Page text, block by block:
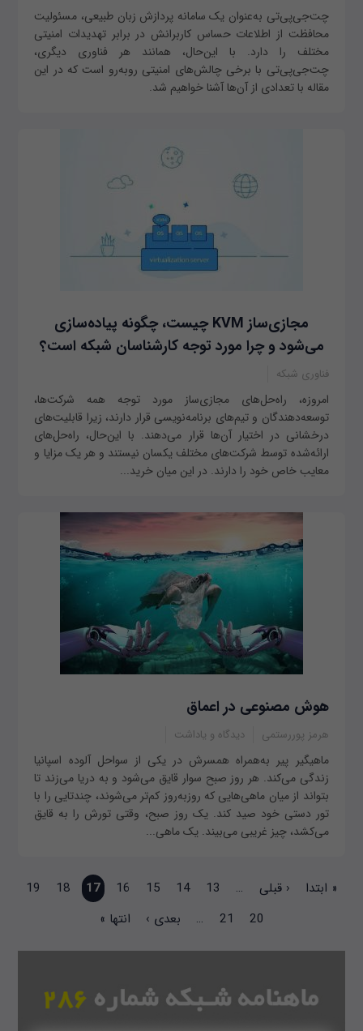
چت‌جی‌پی‌تی به‌عنوان یک سامانه پردازش زبان طبیعی، مسئولیت
محافظت از اطلاعات حساس کاربرانش در برابر تهدیدات امنیتی
مختلف را دارد. با این‌حال، همانند هر فناوری دیگری،
چت‌جی‌پی‌تی با برخی چالش‌های امنیتی روبه‌رو است که در این
مقاله با تعدادی از آن‌ها آشنا خواهیم شد.
مجازی‌ساز KVM چیست، چگونه پیاده‌سازی
می‌شود و چرا مورد توجه کارشناسان شبکه است؟
فناوری شبکه
امروزه، راه‌حل‌های مجازی‌ساز مورد توجه همه شرکت‌ها،
توسعه‌دهندگان و تیم‌های برنامه‌نویسی قرار دارند، زیرا قابلیت‌های
درخشانی در اختیار آن‌ها قرار می‌دهند. با این‌حال، راه‌حل‌های
ارائه‌شده توسط شرکت‌های مختلف یکسان نیستند و هر یک مزایا و
معایب خاص خود را دارند. در این میان خرید...
هوش مصنوعی در اعماق
هرمز پوررستمی دیدگاه و یاداشت
ماهیگیر پیر به‌همراه همسرش در یکی از سواحل آلوده اسپانیا
زندگی می‌کند. هر روز صبح سوار قایق می‌شود و به دریا می‌زند تا
بتواند از میان ماهی‌هایی که روزبه‌روز کم‌تر می‌شوند، چندتایی را با
تور دستی خود صید کند. یک روز صبح، وقتی تورش را به قایق
می‌کشد، چیز غریبی می‌بیند. یک ماهی...
صفحه‌ها
« ابتدا ‹ قبلی …
13
14
15
16
17
18
19
20
21
… بعدی › انتها »